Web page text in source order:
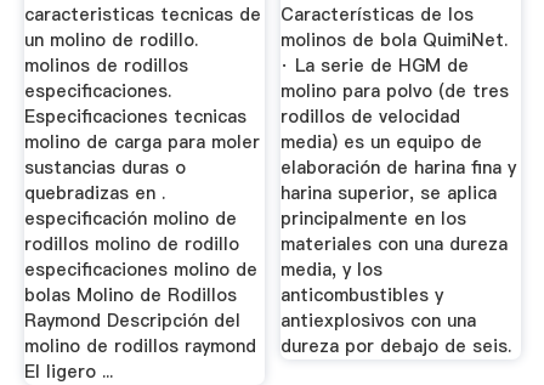
caracteristicas tecnicas de
un molino de rodillo.
molinos de rodillos
especificaciones.
Especificaciones tecnicas
molino de carga para moler
sustancias duras o
quebradizas en .
especificación molino de
rodillos molino de rodillo
especificaciones molino de
bolas Molino de Rodillos
Raymond Descripción del
molino de rodillos raymond
El ligero ...
Características de los
molinos de bola QuimiNet.
· La serie de HGM de
molino para polvo (de tres
rodillos de velocidad
media) es un equipo de
elaboración de harina fina y
harina superior, se aplica
principalmente en los
materiales con una dureza
media, y los
anticombustibles y
antiexplosivos con una
dureza por debajo de seis.